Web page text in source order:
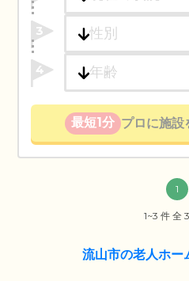
3
4
最短1分 プロに施設
1
1~3 件 全
流山市の老人ホー